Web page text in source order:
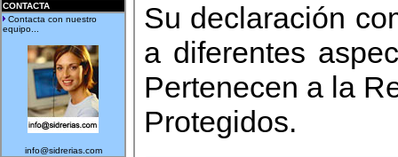
CONTACTA
Contacta con nuestro
equipo...
info@sidrerias.com
Su declaración
a diferentes
Pertenecen a la
Protegidos.